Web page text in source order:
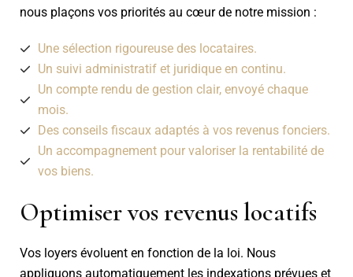
nous plaçons vos priorités au cœur de notre mission :
Une sélection rigoureuse des locataires.
Un suivi administratif et juridique en continu.
Un compte rendu de gestion clair, envoyé chaque
mois.
Des conseils fiscaux adaptés à vos revenus fonciers.
Un accompagnement pour valoriser la rentabilité de
vos biens.
Optimiser vos revenus locatifs
Vos loyers évoluent en fonction de la loi. Nous
appliquons automatiquement les indexations prévues et